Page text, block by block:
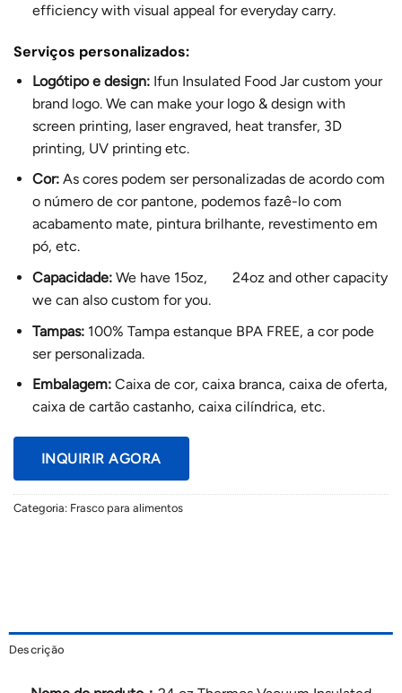
efficiency with visual appeal for everyday carry.
Serviços personalizados:
Logótipo e design:Ifun Insulated Food Jar custom your
brand logo. We can make your logo & design with
screen printing, laser engraved, heat transfer, 3D
printing, UV printing etc.
Cor:As cores podem ser personalizadas de acordo com
o número de cor pantone, podemos fazê-lo com
acabamento mate, pintura brilhante, revestimento em
pó, etc.
Capacidade:We have 15oz, 24oz and other capacity
we can also custom for you.
Tampas: 100% Tampa estanque BPA FREE, a cor pode
ser personalizada.
Embalagem: Caixa de cor, caixa branca, caixa de oferta,
caixa de cartão castanho, caixa cilíndrica, etc.
INQUIRIR AGORA
Categoria: Frasco para alimentos
Descrição